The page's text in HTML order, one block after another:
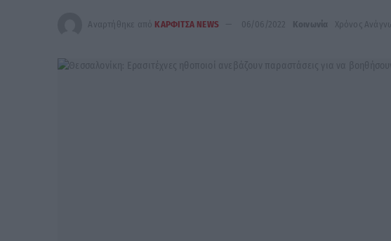
Αναρτήθηκε από ΚΑΡΦΙΤΣΑ NEWS 06/06/2022 Κοινωνία Χρόνος